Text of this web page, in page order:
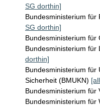
SG dorthin]
Bundesministerium
SG dorthin]
Bundesministerium
Bundesministerium
dorthin]
Bundesministerium für
Sicherheit (BMUKN)
Bundesministerium für
Bundesministerium